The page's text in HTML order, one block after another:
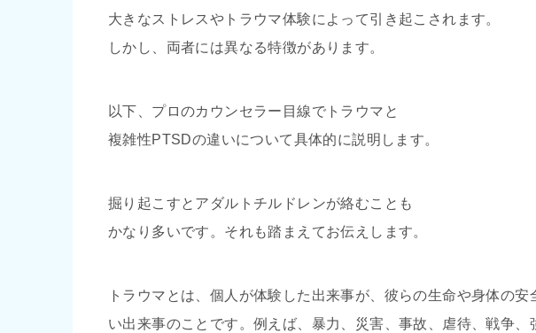
大きなストレスやトラウマ体験によって引き起こされます。
しかし、両者には異なる特徴があります。
以下、プロのカウンセラー目線でトラウマと
複雑性PTSDの違いについて具体的に説明します。
掘り起こすとアダルトチルドレンが絡むことも
かなり多いです。それも踏まえてお伝えします。
トラウマとは、個人が体験した出来事が、彼らの生命や身体の
い出来事のことです。例えば、暴力、災害、事故、虐待、戦争